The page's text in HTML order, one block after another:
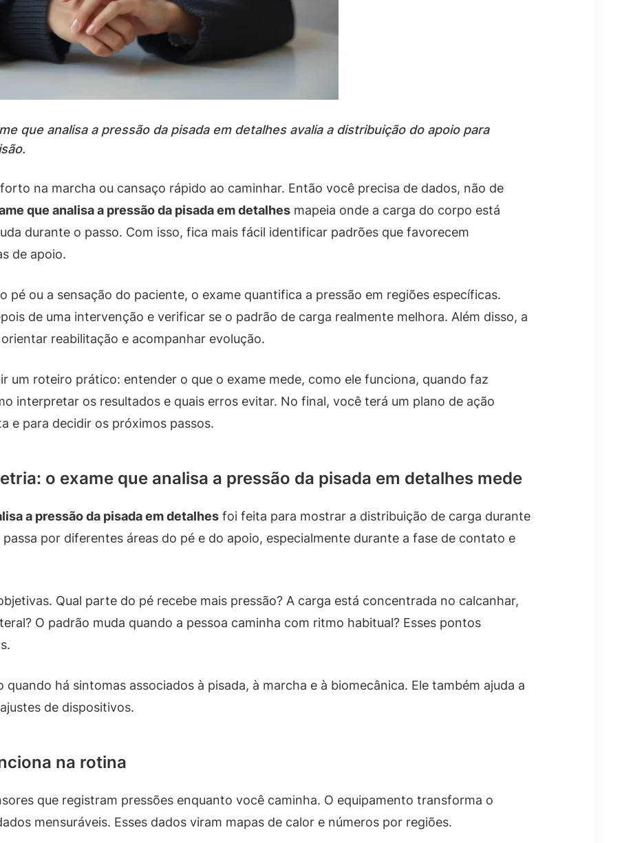
que analisa a pressão da pisada em detalhes avalia a distribuição do apoio para
na marcha ou cansaço rápido ao caminhar. Então você precisa de dados, não de
que analisa a pressão da pisada em detalhes mapeia onde a carga do corpo está
durante o passo. Com isso, fica mais fácil identificar padrões que favorecem
de apoio.
pé ou a sensação do paciente, o exame quantifica a pressão em regiões específicas.
de uma intervenção e verificar se o padrão de carga realmente melhora. Além disso, a
reabilitação e acompanhar evolução.
um roteiro prático: entender o que o exame mede, como ele funciona, quando faz
interpretar os resultados e quais erros evitar. No final, você terá um plano de ação
e para decidir os próximos passos.
o exame que analisa a pressão da pisada em detalhes mede
a pressão da pisada em detalhes foi feita para mostrar a distribuição de carga durante
por diferentes áreas do pé e do apoio, especialmente durante a fase de contato e
Qual parte do pé recebe mais pressão? A carga está concentrada no calcanhar,
O padrão muda quando a pessoa caminha com ritmo habitual? Esses pontos
quando há sintomas associados à pisada, à marcha e à biomecânica. Ele também ajuda a
de dispositivos.
na rotina
que registram pressões enquanto você caminha. O equipamento transforma o
mensuráveis. Esses dados viram mapas de calor e números por regiões.